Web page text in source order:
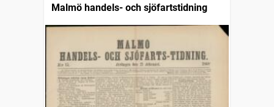
Malmö handels- och sjöfartstidning